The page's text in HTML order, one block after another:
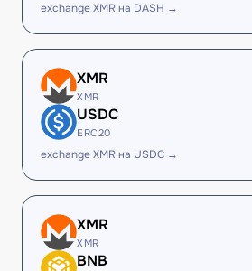
exchange XMR на DASH →
XMR
XMR
USDC
ERC20
exchange XMR на USDC →
XMR
XMR
BNB